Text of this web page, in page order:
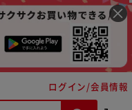
ログイン/会員情報